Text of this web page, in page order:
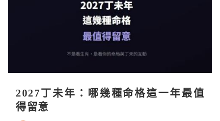
2027丁未年：哪幾種命格這一年最值
得留意